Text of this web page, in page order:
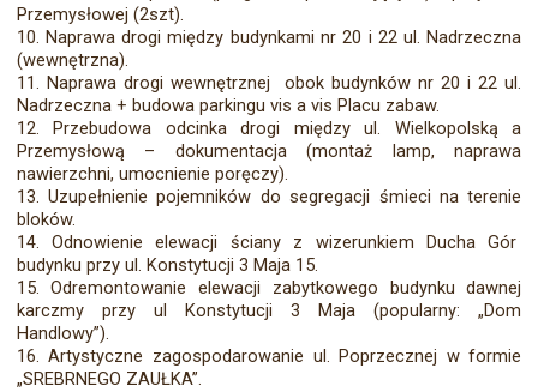
Przemysłowej (2szt).
10. Naprawa drogi między budynkami nr 20 i 22 ul. Nadrzeczna
(wewnętrzna).
11. Naprawa drogi wewnętrznej obok budynków nr 20 i 22 ul.
Nadrzeczna + budowa parkingu vis a vis Placu zabaw.
12. Przebudowa odcinka drogi między ul. Wielkopolską a
Przemysłową – dokumentacja (montaż lamp, naprawa
nawierzchni, umocnienie poręczy).
13. Uzupełnienie pojemników do segregacji śmieci na terenie
bloków.
14. Odnowienie elewacji ściany z wizerunkiem Ducha Gór
budynku przy ul. Konstytucji 3 Maja 15.
15. Odremontowanie elewacji zabytkowego budynku dawnej
karczmy przy ul Konstytucji 3 Maja (popularny: „Dom
Handlowy”).
16. Artystyczne zagospodarowanie ul. Poprzecznej w formie
„SREBRNEGO ZAUŁKA”.